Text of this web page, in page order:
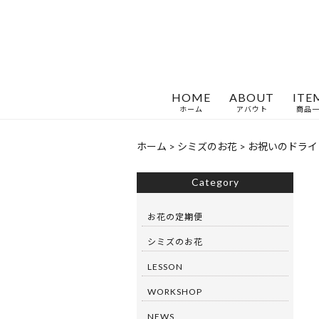
HOME
ホーム
ABOUT
アバウト 商品
ホーム > シミズのお花 > お祝いのドラ
Category
お花の定期便
シミズのお花
LESSON
WORKSHOP
NEWS